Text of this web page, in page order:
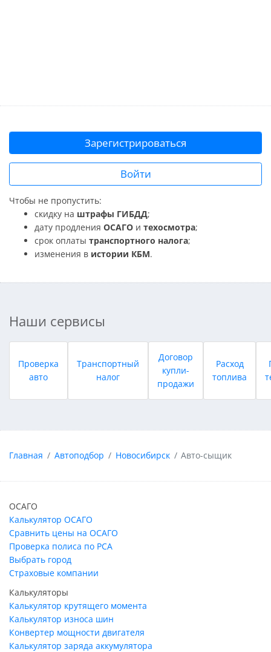
Зарегистрироваться
Войти
Чтобы не пропустить:
скидку на штрафы ГИБДД;
дату продления ОСАГО и техосмотра;
срок оплаты транспортного налога;
изменения в истории КБМ.
Наши сервисы
Проверка
авто
Транспортный
налог
Договор
купли-
продажи
Расход
топлива
Главная Автоподбор Новосибирск Авто-сыщик
ОСАГО
Калькулятор ОСАГО
Сравнить цены на ОСАГО
Проверка полиса по РСА
Выбрать город
Страховые компании
Калькуляторы
Калькулятор крутящего момента
Калькулятор износа шин
Конвертер мощности двигателя
Калькулятор заряда аккумулятора